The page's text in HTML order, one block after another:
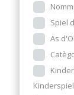
Spiel
As